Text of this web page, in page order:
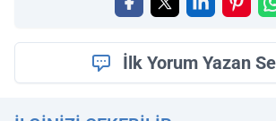
İlk Yorum Yazan